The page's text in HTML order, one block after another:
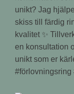
unikt? Jag
skiss till färdig
kvalitet ✨
en konsultation
unikt som er
#förlovningsring